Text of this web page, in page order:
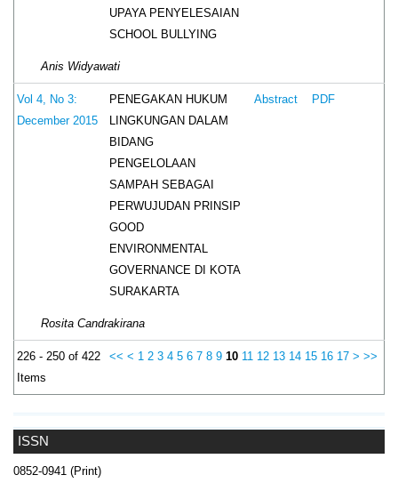
ISSN
0852-0941 (Print)
UPAYA PENYELESAIAN
SCHOOL BULLYING
Anis Widyawati
Vol 4, No 3:
December 2015
PENEGAKAN HUKUM
LINGKUNGAN DALAM
BIDANG
PENGELOLAAN
SAMPAH SEBAGAI
PERWUJUDAN PRINSIP
GOOD
ENVIRONMENTAL
GOVERNANCE DI KOTA
SURAKARTA
Abstract PDF
Rosita Candrakirana
226 - 250 of 422
Items
<< < 1 2 3 4 5 6 7 8 9 10 11 12 13 14 15 16 17 > >>